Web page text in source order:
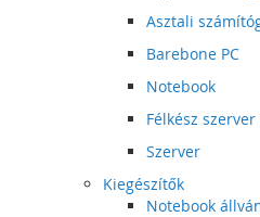
Asztali
Barebone PC
Notebook
Félkész szerver
Szerver
Kiegészítők
Notebook